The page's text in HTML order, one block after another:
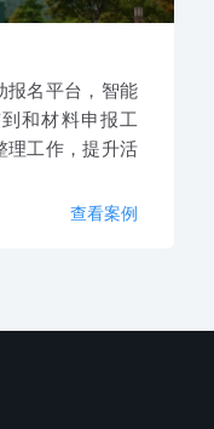
报名平台，智能
和材料申报工
理工作，提升活
查看案例